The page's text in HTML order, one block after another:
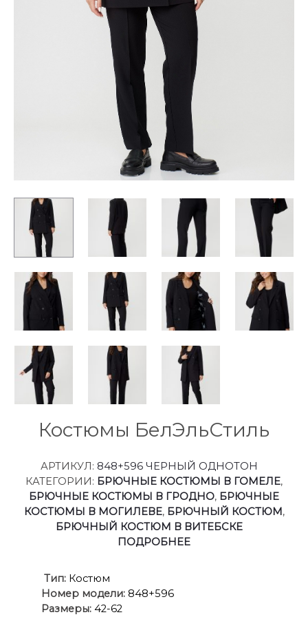
Костюмы БелЭльСтиль
АРТИКУЛ: 848+596 ЧЕРНЫЙ ОДНОТОН
КАТЕГОРИИ: БРЮЧНЫЕ КОСТЮМЫ В ГОМЕЛЕ,
БРЮЧНЫЕ КОСТЮМЫ В ГРОДНО, БРЮЧНЫЕ
КОСТЮМЫ В МОГИЛЕВЕ, БРЮЧНЫЙ КОСТЮМ,
БРЮЧНЫЙ КОСТЮМ В ВИТЕБСКЕ
ПОДРОБНЕЕ
Тип: Костюм
Номер модели: 848+596
Размеры: 42-62